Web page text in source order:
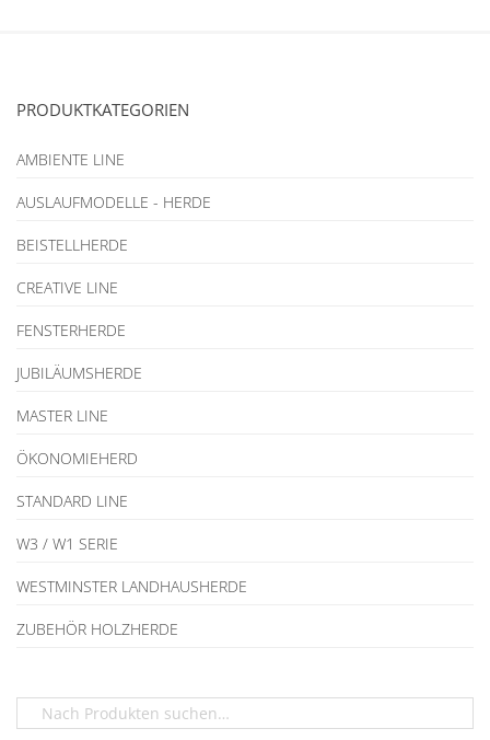
PRODUKTKATEGORIEN
AMBIENTE LINE
AUSLAUFMODELLE - HERDE
BEISTELLHERDE
CREATIVE LINE
FENSTERHERDE
JUBILÄUMSHERDE
MASTER LINE
ÖKONOMIEHERD
STANDARD LINE
W3 / W1 SERIE
WESTMINSTER LANDHAUSHERDE
ZUBEHÖR HOLZHERDE